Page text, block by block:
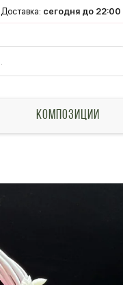
Доставка: сегодня до 22:00
КОМПОЗИЦИИ